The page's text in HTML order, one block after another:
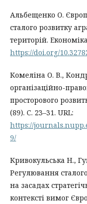
Альбещенко О.
сталого розвитку
територій.
https://doi.org/
Комеліна О. В.,
організаційно-
просторового
(89). C. 23–31. URL:
https://
9/
Кривокульська Н.,
Регулювання
на засадах
контексті вимог